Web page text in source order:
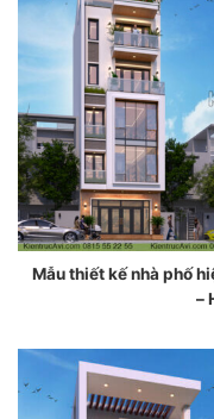
Mẫu thiết kế nhà phố
–